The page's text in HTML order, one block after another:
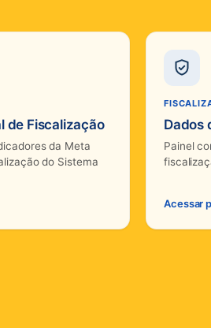
de Fiscalização
da Meta
do Sistema
Dados
Painel
Acessar